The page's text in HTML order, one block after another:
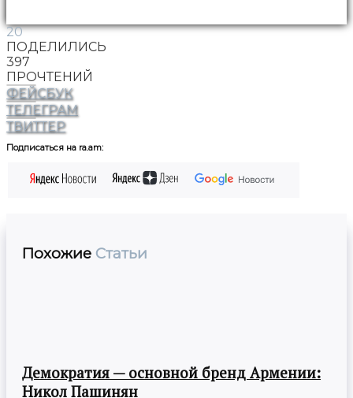
20
ПОДЕЛИЛИСЬ
397
ПРОЧТЕНИЙ
ФЕЙСБУК
ТЕЛЕГРАМ
ТВИТТЕР
Подписаться на ra.am:
Похожие Статьи
Демократия — основной бренд Армении:
Никол Пашинян